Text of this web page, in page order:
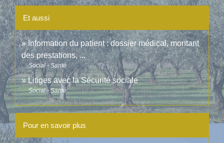
Et aussi
Information du patient : dossier médical, montant
des prestations, ...
Social - Santé
Litiges avec la Sécurité sociale
Social - Santé
Pour en savoir plus